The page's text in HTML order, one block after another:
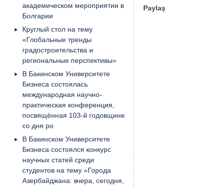
академическом мероприятии в
Болгарии
Круглый стол на тему
«Глобальные тренды
градостроительства и
региональные перспективы»
В Бакинском Университете
Бизнеса состоялась
международная научно-
практическая конференция,
посвящённая 103-й годовщине
со дня ро
В Бакинском Университете
Бизнеса состоялся конкурс
научных статей среди
студентов на тему «Города
Азербайджана: вчера, сегодня,
Paylaş